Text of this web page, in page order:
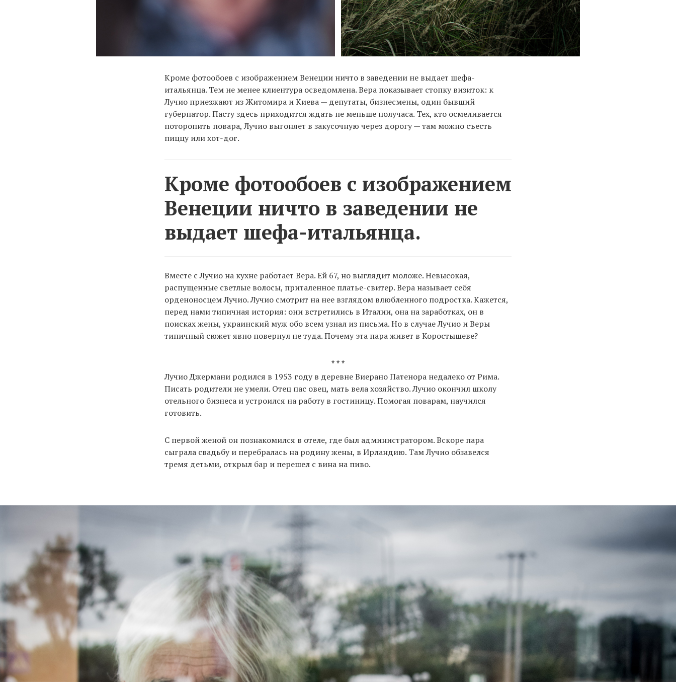
Кроме фотообоев с изображением Венеции ничто в заведении не выдает шефа-
итальянца. Тем не менее клиентура осведомлена. Вера показывает стопку визиток: к
Лучио приезжают из Житомира и Киева — депутаты, бизнесмены, один бывший
губернатор. Пасту здесь приходится ждать не меньше получаса. Тех, кто осмеливается
поторопить повара, Лучио выгоняет в закусочную через дорогу — там можно съесть
пиццу или хот-дог.
Кроме фотообоев с изображением
Венеции ничто в заведении не
выдает шефа-итальянца.
Вместе с Лучио на кухне работает Вера. Ей 67, но выглядит моложе. Невысокая,
распущенные светлые волосы, приталенное платье-свитер. Вера называет себя
орденоносцем Лучио. Лучио смотрит на нее взглядом влюбленного подростка. Кажется,
перед нами типичная история: они встретились в Италии, она на заработках, он в
поисках жены, украинский муж обо всем узнал из письма. Но в случае Лучио и Веры
типичный сюжет явно повернул не туда. Почему эта пара живет в Коростышеве?
* * *
Лучио Джермани родился в 1953 году в деревне Виерано Патенора недалеко от Рима.
Писать родители не умели. Отец пас овец, мать вела хозяйство. Лучио окончил школу
отельного бизнеса и устроился на работу в гостиницу. Помогая поварам, научился
готовить.
С первой женой он познакомился в отеле, где был администратором. Вскоре пара
сыграла свадьбу и перебралась на родину жены, в Ирландию. Там Лучио обзавелся
тремя детьми, открыл бар и перешел с вина на пиво.